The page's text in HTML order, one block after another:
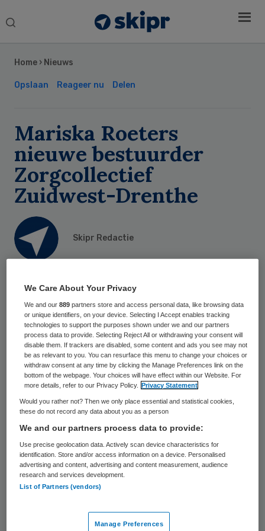
Search
Home › Nieuws
Opslaan Reageer nu Delen
Mariska Roeters
nieuwe bestuurder
Zorgcollectief
Zuidwest-Drenthe
Skipr Redactie
241 keer gelezen
Mariska Roeters is vanaf 1 januari 2020 de
nieuwe bestuurder bij Zorgcollectief
Zuidwest-Drenthe (ZZWD).
De raad van toezicht van ZZWD zegt in
Roeters “de juiste persoon te hebben
gevonden” om onder haar leiding de zorg-
en dienstverlening voort te zetten en de
ontwikkelingen waar de organisatie voor
staat in de ouderenzorg verder vorm te
ZZWD is een regionale zorgaanbieder, met
Sidebar
We Care About Your Privacy
We and our889 partners store and access personal data, like browsing data
or unique identifiers, on your device. Selecting I Accept enables tracking
technologies to support the purposes shown under we and our partners
process data to provide. Selecting Reject All or withdrawing your consent will
disable them. If trackers are disabled, some content and ads you see may not
be as relevant to you. You can resurface this menu to change your choices or
withdraw consent at any time by clicking the Manage Preferences link on the
bottom of the webpage. Your choices will have effect within our Website. For
more details, refer to our Privacy Policy.
Privacy Statement
Would you rather not? Then we only place essential and statistical cookies,
these do not record any data about you as a person
We and our partners process data to provide:
Use precise geolocation data. Actively scan device characteristics for
identification. Store and/or access information on a device. Personalised
advertising and content, advertising and content measurement, audience
research and services development.
List of Partners (vendors)
Manage Preferences